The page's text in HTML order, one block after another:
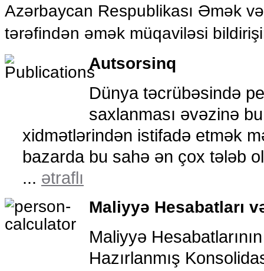
Azərbaycan Respublikası Əmək
tərəfindən əmək müqaviləsi
Autsorsinq
Dünya təcrübəsində
saxlanması əvəzinə
xidmətlərindən istifadə etmək
bazarda bu sahə ən çox tələb
... ətraflı
Maliyyə Hesabatları
Maliyyə
Hazırlanmış